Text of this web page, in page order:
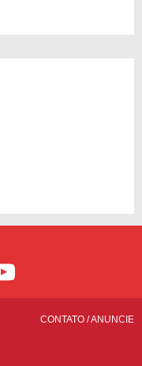
CONTATO /ANUNCIE